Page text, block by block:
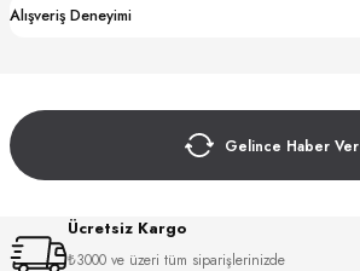
Alışveriş Deneyimi
Gelince Haber Ver
Ücretsiz Kargo
₺3000 ve üzeri tüm siparişlerinizde